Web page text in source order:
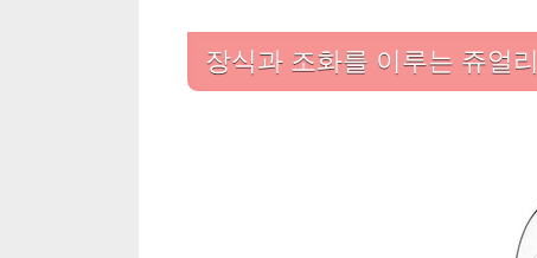
장식과 조화를 이루는 쥬얼리